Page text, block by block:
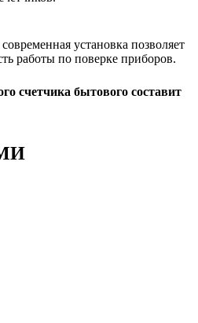
установка позволяет
работы по поверке приборов.
счетчика бытового составит